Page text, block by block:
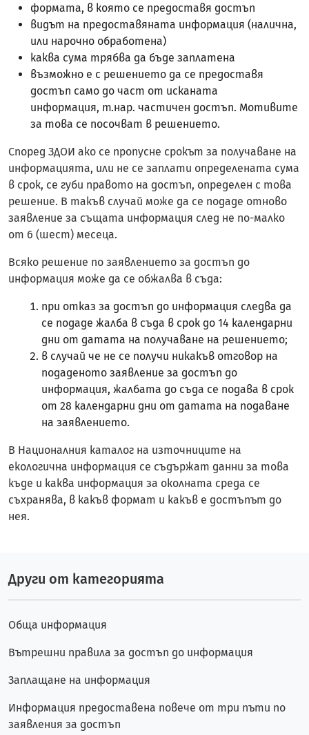
формата, в която се предоставя достъп
видът на предоставяната информация (налична,
или нарочно обработена)
каква сума трябва да бъде заплатена
възможно е с решението да се предоставя
достъп само до част от исканата
информация, т.нар. частичен достъп. Мотивите
за това се посочват в решението.
Според ЗДОИ ако се пропусне срокът за получаване на
информацията, или не се заплати определената сума
в срок, се губи правото на достъп, определен с това
решение. В такъв случай може да се подаде отново
заявление за същата информация след не по-малко
от 6 (шест) месеца.
Всяко решение по заявлението за достъп до
информация може да се обжалва в съда:
при отказ за достъп до информация следва да
се подаде жалба в съда в срок до 14 календарни
дни от датата на получаване на решението;
в случай че не се получи никакъв отговор на
подаденото заявление за достъп до
информация, жалбата до съда се подава в срок
от 28 календарни дни от датата на подаване
на заявлението.
В Националния каталог на източниците на
екологична информация се съдържат данни за това
къде и каква информация за околната среда се
съхранява, в какъв формат и какъв е достъпът до
нея.
Други от категорията
Обща информация
Вътрешни правила за достъп до информация
Заплащане на информация
Информация предоставена повече от три пъти по
заявления за достъп